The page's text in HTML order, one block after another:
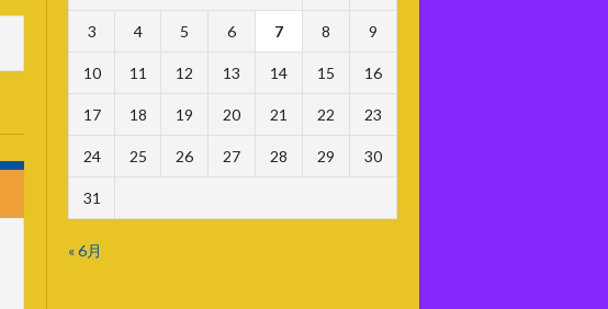
3 4 5 6 7 8 9
10 11 12 13 14 15 16
17 18 19 20 21 22 23
24 25 26 27 28 29 30
31
« 6月